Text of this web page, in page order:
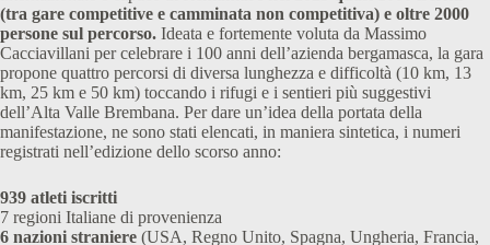
(tra gare competitive e camminata non competitiva) e oltre 2000
persone sul percorso. Ideata e fortemente voluta da Massimo
Cacciavillani per celebrare i 100 anni dell’azienda bergamasca, la gara
propone quattro percorsi di diversa lunghezza e difficoltà (10 km, 13
km, 25 km e 50 km) toccando i rifugi e i sentieri più suggestivi
dell’Alta Valle Brembana. Per dare un’idea della portata della
manifestazione, ne sono stati elencati, in maniera sintetica, i numeri
registrati nell’edizione dello scorso anno:
939 atleti iscritti
7 regioni Italiane di provenienza
6 nazioni straniere (USA, Regno Unito, Spagna, Ungheria, Francia,